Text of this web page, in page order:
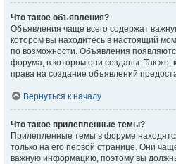
Что такое объявления?
Объявления чаще всего содержат
котором вы находитесь в настоящий
по возможности. Объявления
форума, в котором они созданы. Так
права на создание объявлений
Вернуться к началу
Что такое прилепленные темы?
Прилепленные темы в форуме
только на его первой странице. Они
важную информацию, поэтому вы